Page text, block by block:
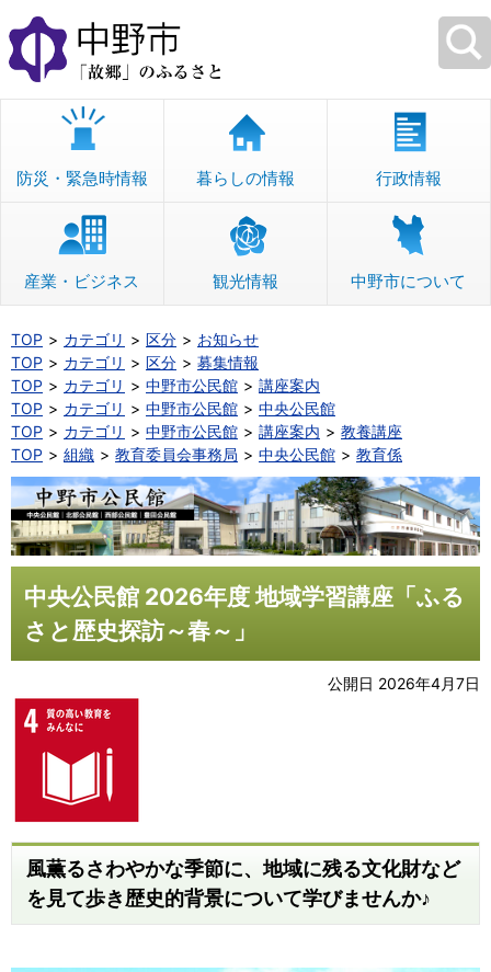
本
文
へ
移
防災・緊急時情報 暮らしの情報 行政情報
産業・ビジネス 観光情報 中野市について
TOP カテゴリ 区分
お知らせ
TOP
カテゴリ 区分
募集情報
TOP
カテゴリ 中野市公民館
講座案内
TOP
カテゴリ 中野市公民館
中央公民館
TOP
カテゴリ 中野市公民館 講座案内
教養講座
TOP
組織 教育委員会事務局 中央公民館 教育係
中央公民館 2026年度 地域学習講座「ふる
さと歴史探訪～春～」
公開日 2026年4月7日
風薫るさわやかな季節に、地域に残る文化財など
を見て歩き歴史的背景について学びませんか♪